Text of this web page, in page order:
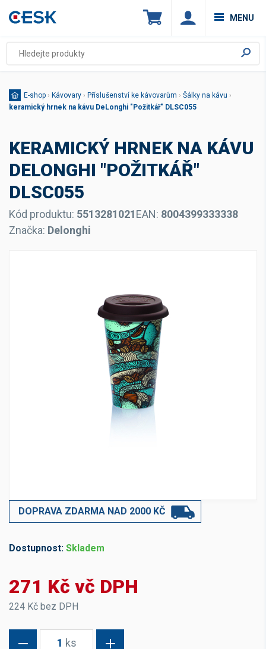
MENU
E-shop › Kávovary › Příslušenství ke kávovarům › Šálky na kávu ›
keramický hrnek na kávu DeLonghi "Požitkář" DLSC055
KERAMICKÝ HRNEK NA KÁVU
DELONGHI "POŽITKÁŘ"
DLSC055
Kód produktu: 5513281021EAN: 8004399333338
Značka: Delonghi
DOPRAVA ZDARMA NAD 2000 KČ
Dostupnost: Skladem
271 Kč vč DPH
224 Kč bez DPH
1 ks